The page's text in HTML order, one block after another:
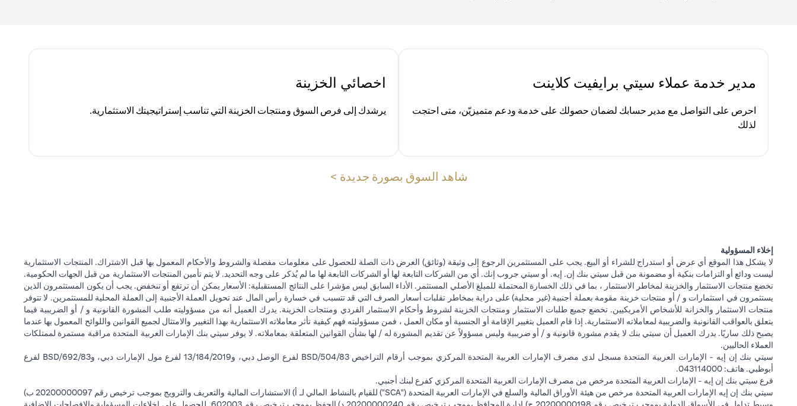
مدير خدمة عملاء سيتي برايفيت كلاينت
احرص على التواصل مع مدير حسابك لضمان حصولك على خدمة ودعم متميزيّن، متى احتجت
لذلك
اخصائي الخزينة
يرشدك إلى فرص السوق ومنتجات الخزينة التي تناسب إستراتيجيتك الاستثمارية.
شاهد السوق بصورة جديدة >
إخلاء المسؤولية
لا يشكل هذا الموقع أي عرض أو استدراج للشراء أو البيع. يجب على المستثمرين الرجوع إلى وثيقة (وثائق) العرض ذات الصلة للحصول على معلومات مفصلة والشروط والأحكام المعمول بها قبل الاشتراك. المنتجات الاستثمارية
ليست ودائع أو التزامات بنكية أو مضمونة من قبل سيتي بنك إن. إيه. أو سيتي جروب إنك. أي من الشركات التابعة لها أو الشركات التابعة لها ما لم يُذكر على وجه التحديد. لا يتم تأمين المنتجات الاستثمارية من قبل الجهات الحكومية.
تخضع منتجات الاستثمار والخزينة لمخاطر الاستثمار ، بما في ذلك الخسارة المحتملة للمبلغ الأصلي المستثمر. الأداء السابق ليس مؤشرا على النتائج المستقبلية: الأسعار يمكن أن ترتفع أو تنخفض. يجب أن يكون المستثمرون الذين
يستثمرون في استثمارات و / أو منتجات خزينة مقومة بعملة أجنبية (غير محلية) على دراية بمخاطر تقلبات أسعار الصرف التي قد تتسبب في خسارة رأس المال عند تحويل العملة الأجنبية إلى العملة المحلية للمستثمرين. لا تتوفر
منتجات الاستثمار والخزانة للأشخاص الأمريكيين. تخضع جميع طلبات الاستثمار ومنتجات الخزينة لشروط وأحكام الاستثمار الفردي ومنتجات الخزينة. يدرك العميل أنه من مسؤوليته طلب المشورة القانونية و / أو الضريبية فيما
يتعلق بالعواقب القانونية والضريبية لمعاملاته الاستثمارية. إذا قام العميل بتغيير الإقامة أو الجنسية أو مكان العمل ، فمن مسؤوليته فهم كيفية تأثر معاملاته الاستثمارية بهذا التغيير والامتثال لجميع القوانين واللوائح المعمول بها عندما
يصبح ذلك ساريًا. يدرك العميل أن سيتي بنك لا يقدم مشورة قانونية و / أو ضريبية وليس مسؤولاً عن تقديم المشورة له / لها بشأن القوانين المتعلقة بمعاملاته. لا يوفر سيتي بنك الإمارات العربية المتحدة مراقبة مستمرة لممتلكات
العملاء الحاليين.
سيتي بنك إن إيه - الإمارات العربية المتحدة مسجل لدى مصرف الإمارات العربية المتحدة المركزي بموجب أرقام التراخيص BSD/504/83 لفرع الوصل دبي، و13/184/2019 لفرع مول الإمارات دبي، وBSD/692/83 لفرع
أبوظبي. هاتف: 043114000.
فرع سيتي بنك إن إيه - الإمارات العربية المتحدة مرخص من مصرف الإمارات العربية المتحدة المركزي كفرع لبنك أجنبي.
سيتي بنك إن إيه الإمارات العربية المتحدة مرخص من هيئة الأوراق المالية والسلع في الإمارات العربية المتحدة ("SCA") للقيام بالنشاط المالي لـ أ) الاستشارات المالية والتعريف والترويج بموجب ترخيص رقم 20200000097 ب)